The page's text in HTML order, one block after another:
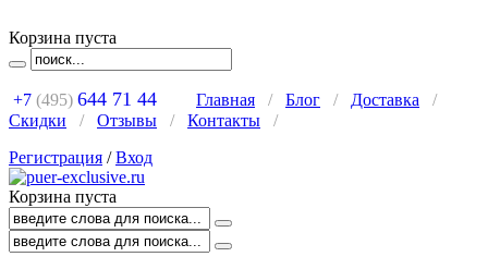
Корзина пуста
+7 (495) 644 71 44 Главная / Блог / Доставка
/
Скидки
/ Отзывы / Контакты
/
Регистрация /Вход
Корзина пуста